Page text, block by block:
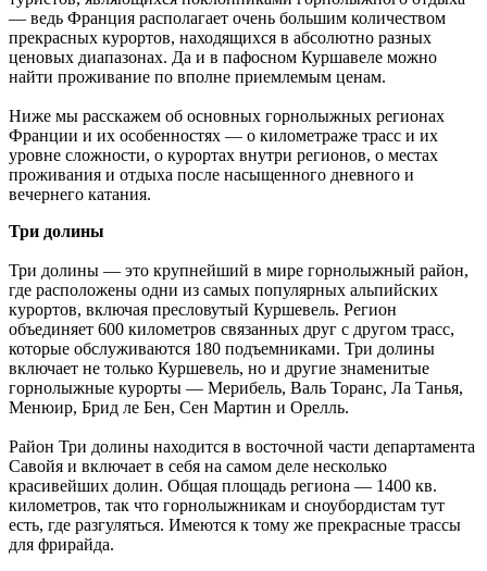
— ведь Франция располагает очень большим количеством
прекрасных курортов, находящихся в абсолютно разных
ценовых диапазонах. Да и в пафосном Куршавеле можно
найти проживание по вполне приемлемым ценам.
Ниже мы расскажем об основных горнолыжных регионах
Франции и их особенностях — о километраже трасс и их
уровне сложности, о курортах внутри регионов, о местах
проживания и отдыха после насыщенного дневного и
вечернего катания.
Три долины
Три долины — это крупнейший в мире горнолыжный район,
где расположены одни из самых популярных альпийских
курортов, включая пресловутый Куршевель. Регион
объединяет 600 километров связанных друг с другом трасс,
которые обслуживаются 180 подъемниками. Три долины
включает не только Куршевель, но и другие знаменитые
горнолыжные курорты — Мерибель, Валь Торанс, Ла Танья,
Менюир, Брид ле Бен, Сен Мартин и Орелль.
Район Три долины находится в восточной части департамента
Савойя и включает в себя на самом деле несколько
красивейших долин. Общая площадь региона — 1400 кв.
километров, так что горнолыжникам и сноубордистам тут
есть, где разгуляться. Имеются к тому же прекрасные трассы
для фрирайда.